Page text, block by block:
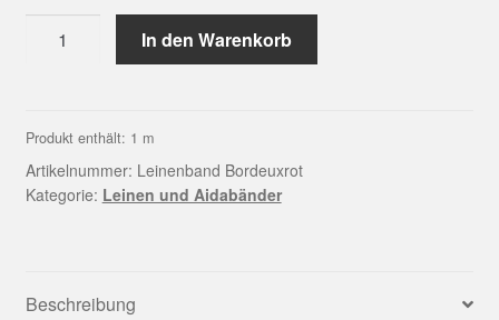
Bordeuxrot
In den Warenkorb
Produkt enthält: 1 m
Artikelnummer: Leinenband Bordeuxrot
Kategorie: Leinen und Aidabänder
Beschreibung